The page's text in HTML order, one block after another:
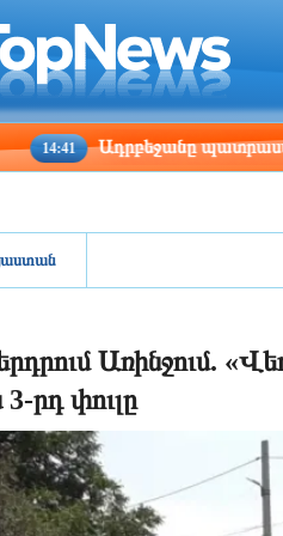
Beijing
18:53
պատրաստ է
Առինջում.
րդ փուլը